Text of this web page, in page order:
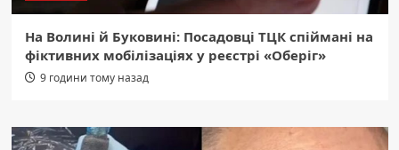
На Волині й Буковині: Посадовці ТЦК спіймані на
фіктивних мобілізаціях у реєстрі «Оберіг»
9 години тому назад